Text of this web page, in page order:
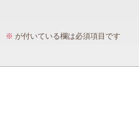
※ が付いている欄は必須項目です